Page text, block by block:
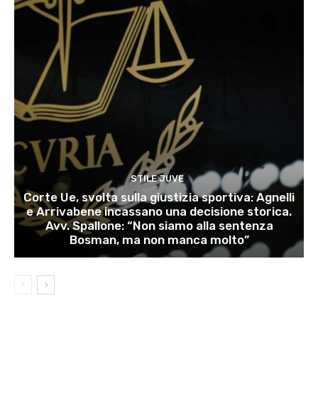
STILE JUVE
Corte Ue, svolta sulla giustizia sportiva: Agnelli
e Arrivabene incassano una decisione storica.
Avv. Spallone: “Non siamo alla sentenza
Bosman, ma non manca molto”